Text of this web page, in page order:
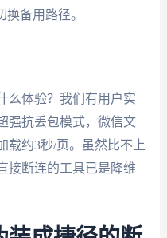
备用路径。
么体验？我们有用户实
强抗丢包模式，微信文
载约3秒/页。虽然比不上
接断连的工具已是降维